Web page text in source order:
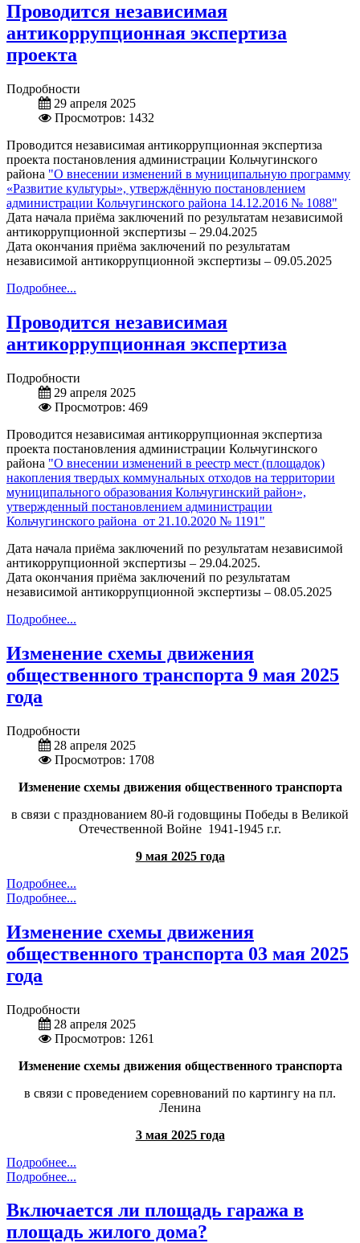
Проводится независимая
антикоррупционная экспертиза
проекта
Подробности
29 апреля 2025
Просмотров: 1432
Проводится независимая антикоррупционная экспертиза
проекта постановления администрации Кольчугинского
района "О внесении изменений в муниципальную программу
«Развитие культуры», утверждённую постановлением
администрации Кольчугинского района 14.12.2016 № 1088"
Дата начала приёма заключений по результатам независимой
антикоррупционной экспертизы – 29.04.2025
Дата окончания приёма заключений по результатам
независимой антикоррупционной экспертизы – 09.05.2025
Подробнее...
Проводится независимая
антикоррупционная экспертиза
Подробности
29 апреля 2025
Просмотров: 469
Проводится независимая антикоррупционная экспертиза
проекта постановления администрации Кольчугинского
района "О внесении изменений в реестр мест (площадок)
накопления твердых коммунальных отходов на территории
муниципального образования Кольчугинский район»,
утвержденный постановлением администрации
Кольчугинского района от 21.10.2020 № 1191"
Дата начала приёма заключений по результатам независимой
антикоррупционной экспертизы – 29.04.2025.
Дата окончания приёма заключений по результатам
независимой антикоррупционной экспертизы – 08.05.2025
Подробнее...
Изменение схемы движения
общественного транспорта 9 мая 2025
года
Подробности
28 апреля 2025
Просмотров: 1708
Изменение схемы движения общественного транспорта
в связи с празднованием 80-й годовщины Победы в Великой
Отечественной Войне 1941-1945 г.г.
9 мая 2025 года
Подробнее...
Подробнее...
Изменение схемы движения
общественного транспорта 03 мая 2025
года
Подробности
28 апреля 2025
Просмотров: 1261
Изменение схемы движения общественного транспорта
в связи с проведением соревнований по картингу на пл.
Ленина
3 мая 2025 года
Подробнее...
Подробнее...
Включается ли площадь гаража в
площадь жилого дома?